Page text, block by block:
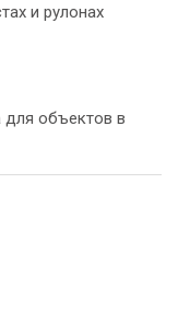
и рулонах
объектов в